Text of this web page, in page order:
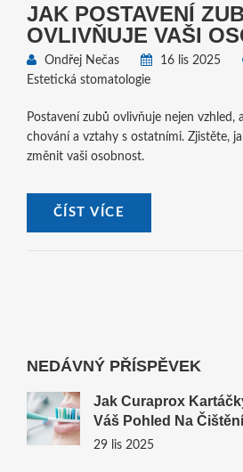
JAK POSTAVENÍ
OVLIVŇUJE VAŠI
Ondřej Nečas 16 lis 2025
Estetická stomatologie
Postavení zubů ovlivňuje nejen vzhled,
chování a vztahy s ostatními. Zjistěte,
změnit vaši osobnost.
ČÍST VÍCE
NEDÁVNÝ PŘÍSPĚVEK
Jak Curaprox
Váš Pohled Na
29 lis 2025